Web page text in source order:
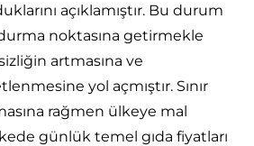
açıklamıştır. Bu durum
noktasına getirmekle
artmasına ve
yol açmıştır. Sınır
rağmen ülkeye mal
günlük temel gıda fiyatları